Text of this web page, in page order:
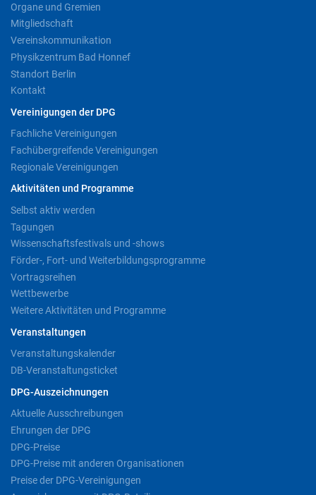
Organe und Gremien
Mitgliedschaft
Vereinskommunikation
Physikzentrum Bad Honnef
Standort Berlin
Kontakt
Vereinigungen der DPG
Fachliche Vereinigungen
Fachübergreifende Vereinigungen
Regionale Vereinigungen
Aktivitäten und Programme
Selbst aktiv werden
Tagungen
Wissenschaftsfestivals und -shows
Förder-, Fort- und Weiterbildungsprogramme
Vortragsreihen
Wettbewerbe
Weitere Aktivitäten und Programme
Veranstaltungen
Veranstaltungskalender
DB-Veranstaltungsticket
DPG-Auszeichnungen
Aktuelle Ausschreibungen
Ehrungen der DPG
DPG-Preise
DPG-Preise mit anderen Organisationen
Preise der DPG-Vereinigungen